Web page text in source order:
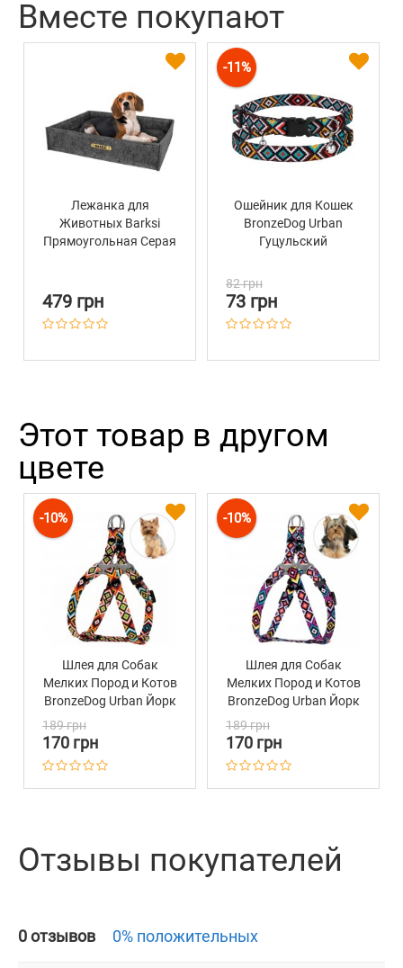
Вместе покупают
Лежанка для
Животных Barksi
Прямоугольная Серая
479 грн
-11%
Ошейник для Кошек
BronzeDog Urban
Гуцульский
Пряжкой и
Колокольчиком
Ментол
82 грн
73 грн
Этот товар в другом
цвете
-10%
Шлея для Собак
Мелких Пород и Котов
BronzeDog Urban Йорк
189 грн
170 грн
-10%
Шлея для Собак
Мелких Пород и Котов
BronzeDog Urban Йорк
189 грн
170 грн
Отзывы покупателей
0 отзывов 0% положительных